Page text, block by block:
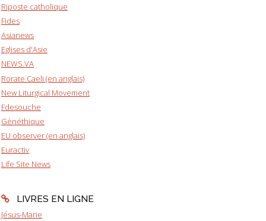
Riposte catholique
Fides
Asianews
Eglises d'Asie
NEWS.VA
Rorate Caeli (en anglais)
New Liturgical Movement
Fdesouche
Gènéthique
EU observer (en anglais)
Euractiv
Life Site News
LIVRES EN LIGNE
Jésus-Marie